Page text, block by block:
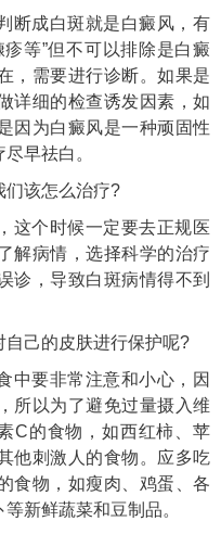
成白斑就是白癜风，有
等”但不可以排除是白癜
，需要进行诊断。如果是
详细的检查诱发因素，如
因为白癜风是一种顽固性
早祛白。
该怎么治疗?
个时候一定要去正规医
解病情，选择科学的治疗
诊，导致白斑病情得不到
己的皮肤进行保护呢?
要非常注意和小心，因
所以为了避免过量摄入维
C的食物，如西红柿、苹
他刺激人的食物。应多吃
食物，如瘦肉、鸡蛋、各
新鲜蔬菜和豆制品。